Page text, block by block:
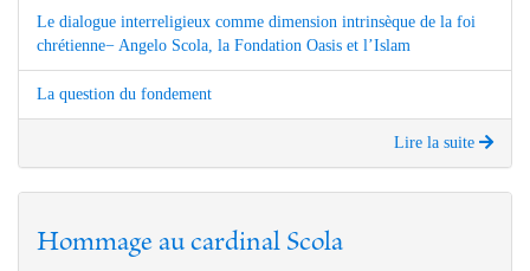
Le dialogue interreligieux comme dimension intrinsèque de la foi
chrétienne− Angelo Scola, la Fondation Oasis et l’Islam
La question du fondement
Lire la suite
Hommage au cardinal Scola